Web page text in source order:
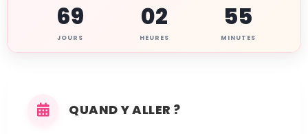
69
JOURS
02
HEURES
55
MINUTES
QUAND Y ALLER ?